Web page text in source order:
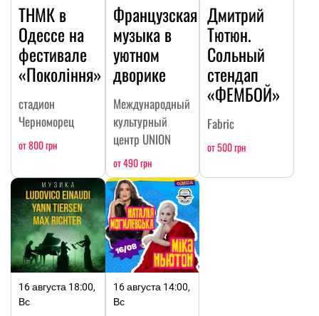
ТНМК в
Одессе на
фестивале
«Покоління»
стадион
Черноморец
от 800 грн
Французская
музыка в
уютном
дворике
Международный
культурный
центр UNION
от 490 грн
Дмитрий
Тютюн.
Сольный
стендап
«ФЕМБОЙ»
Fabric
от 500 грн
16 августа 18:00,
Вс
16 августа 14:00,
Вс